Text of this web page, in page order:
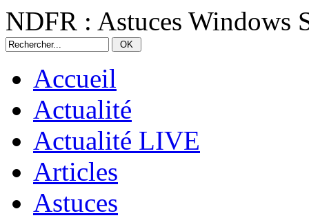
NDFR : Astuces Windows
Accueil
Actualité
Actualité LIVE
Articles
Astuces